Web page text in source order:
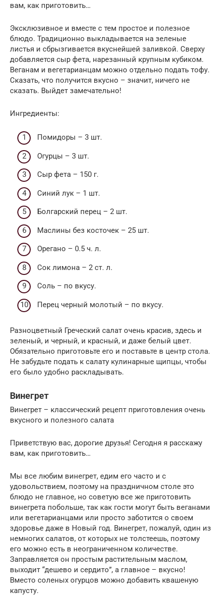
вам, как приготовить…
Эксклюзивное и вместе с тем простое и полезное
блюдо. Традиционно выкладывается на зеленые
листья и сбрызгивается вкуснейшей заливкой. Сверху
добавляется сыр фета, нарезанный крупным кубиком.
Веганам и вегетарианцам можно отдельно подать тофу.
Сказать, что получится вкусно – значит, ничего не
сказать. Выйдет замечательно!
Ингредиенты:
Помидоры – 3 шт.
Огурцы – 3 шт.
Сыр фета – 150 г.
Синий лук – 1 шт.
Болгарский перец – 2 шт.
Маслины без косточек – 25 шт.
Орегано – 0.5 ч. л.
Сок лимона – 2 ст. л.
Соль – по вкусу.
Перец черный молотый – по вкусу.
Разноцветный Греческий салат очень красив, здесь и
зеленый, и черный, и красный, и даже белый цвет.
Обязательно приготовьте его и поставьте в центр стола.
Не забудьте подать к салату кулинарные щипцы, чтобы
его было удобно раскладывать.
Винегрет
Винегрет – классический рецепт приготовления очень
вкусного и полезного салата
Приветствую вас, дорогие друзья! Сегодня я расскажу
вам, как приготовить…
Мы все любим винегрет, едим его часто и с
удовольствием, поэтому на праздничном столе это
блюдо не главное, но советую все же приготовить
винегрета побольше, так как гости могут быть веганами
или вегетарианцами или просто заботится о своем
здоровье даже в Новый год. Винегрет, пожалуй, один из
немногих салатов, от которых не толстеешь, поэтому
его можно есть в неограниченном количестве.
Заправляется он простым растительным маслом,
выходит “дешево и сердито”, а главное – вкусно!
Вместо соленых огурцов можно добавить квашеную
капусту.